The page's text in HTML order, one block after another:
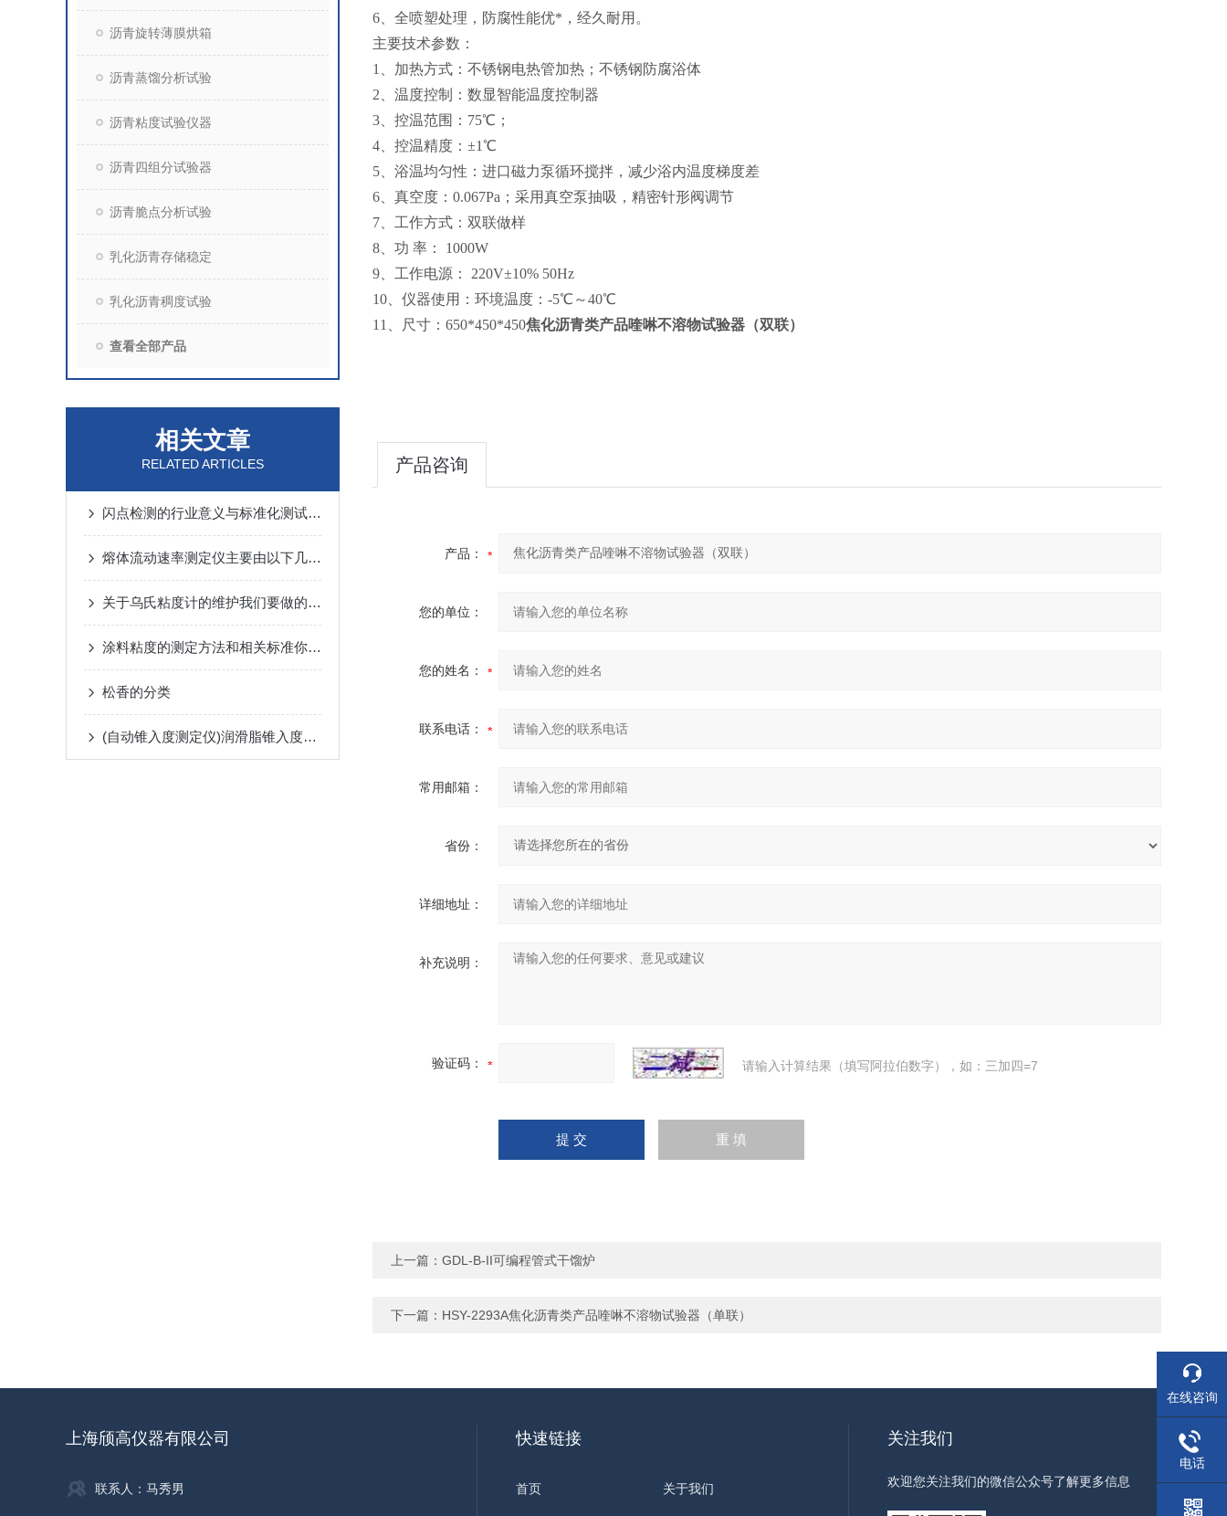
沥青旋转薄膜烘箱
沥青蒸馏分析试验
沥青粘度试验仪器
沥青四组分试验器
沥青脆点分析试验
乳化沥青存储稳定
乳化沥青稠度试验
查看全部产品
相关文章
RELATED ARTICLES
闪点检测的行业意义与标准化测试要点｜上海颀高主流闪点设备解析
熔体流动速率测定仪主要由以下几个核心部分组成
关于乌氏粘度计的维护我们要做的还有很多
涂料粘度的测定方法和相关标准你知道多少呢？
松香的分类
(自动锥入度测定仪)润滑脂锥入度的检测方法及意义
6、全喷塑处理，防腐性能优*，经久耐用。
主要技术参数：
1、加热方式：不锈钢电热管加热；不锈钢防腐浴体
2、温度控制：数显智能温度控制器
3、控温范围：75℃；
4、控温精度：±1℃
5、浴温均匀性：进口磁力泵循环搅拌，减少浴内温度梯度差
6、真空度：0.067Pa；采用真空泵抽吸，精密针形阀调节
7、工作方式：双联做样
8、功 率： 1000W
9、工作电源： 220V±10% 50Hz
10、仪器使用：环境温度：-5℃～40℃
11、尺寸：650*450*450焦化沥青类产品喹啉不溶物试验器（双联）
产品咨询
产品：
您的单位：
您的姓名：
联系电话：
常用邮箱：
省份：
详细地址：
补充说明：
验证码： 请输入计算结果（填写阿拉伯数字），如：三加四=7
上一篇： GDL-B-II可编程管式干馏炉
下一篇： HSY-2293A焦化沥青类产品喹啉不溶物试验器（单联）
上海颀高仪器有限公司
联系人：马秀男
快速链接
首页 关于我们
关注我们
欢迎您关注我们的微信公众号了解更多信息
在线咨询
电话